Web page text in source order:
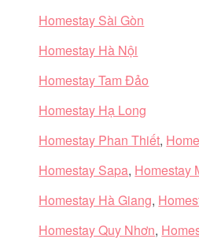
Homestay Sài Gòn
Homestay Hà Nội
Homestay Tam Đảo
Homestay Hạ Long
Homestay Phan Thiết,
Homestay Sapa, Homestay
Homestay Hà Giang,
Homestay Quy Nhơn,